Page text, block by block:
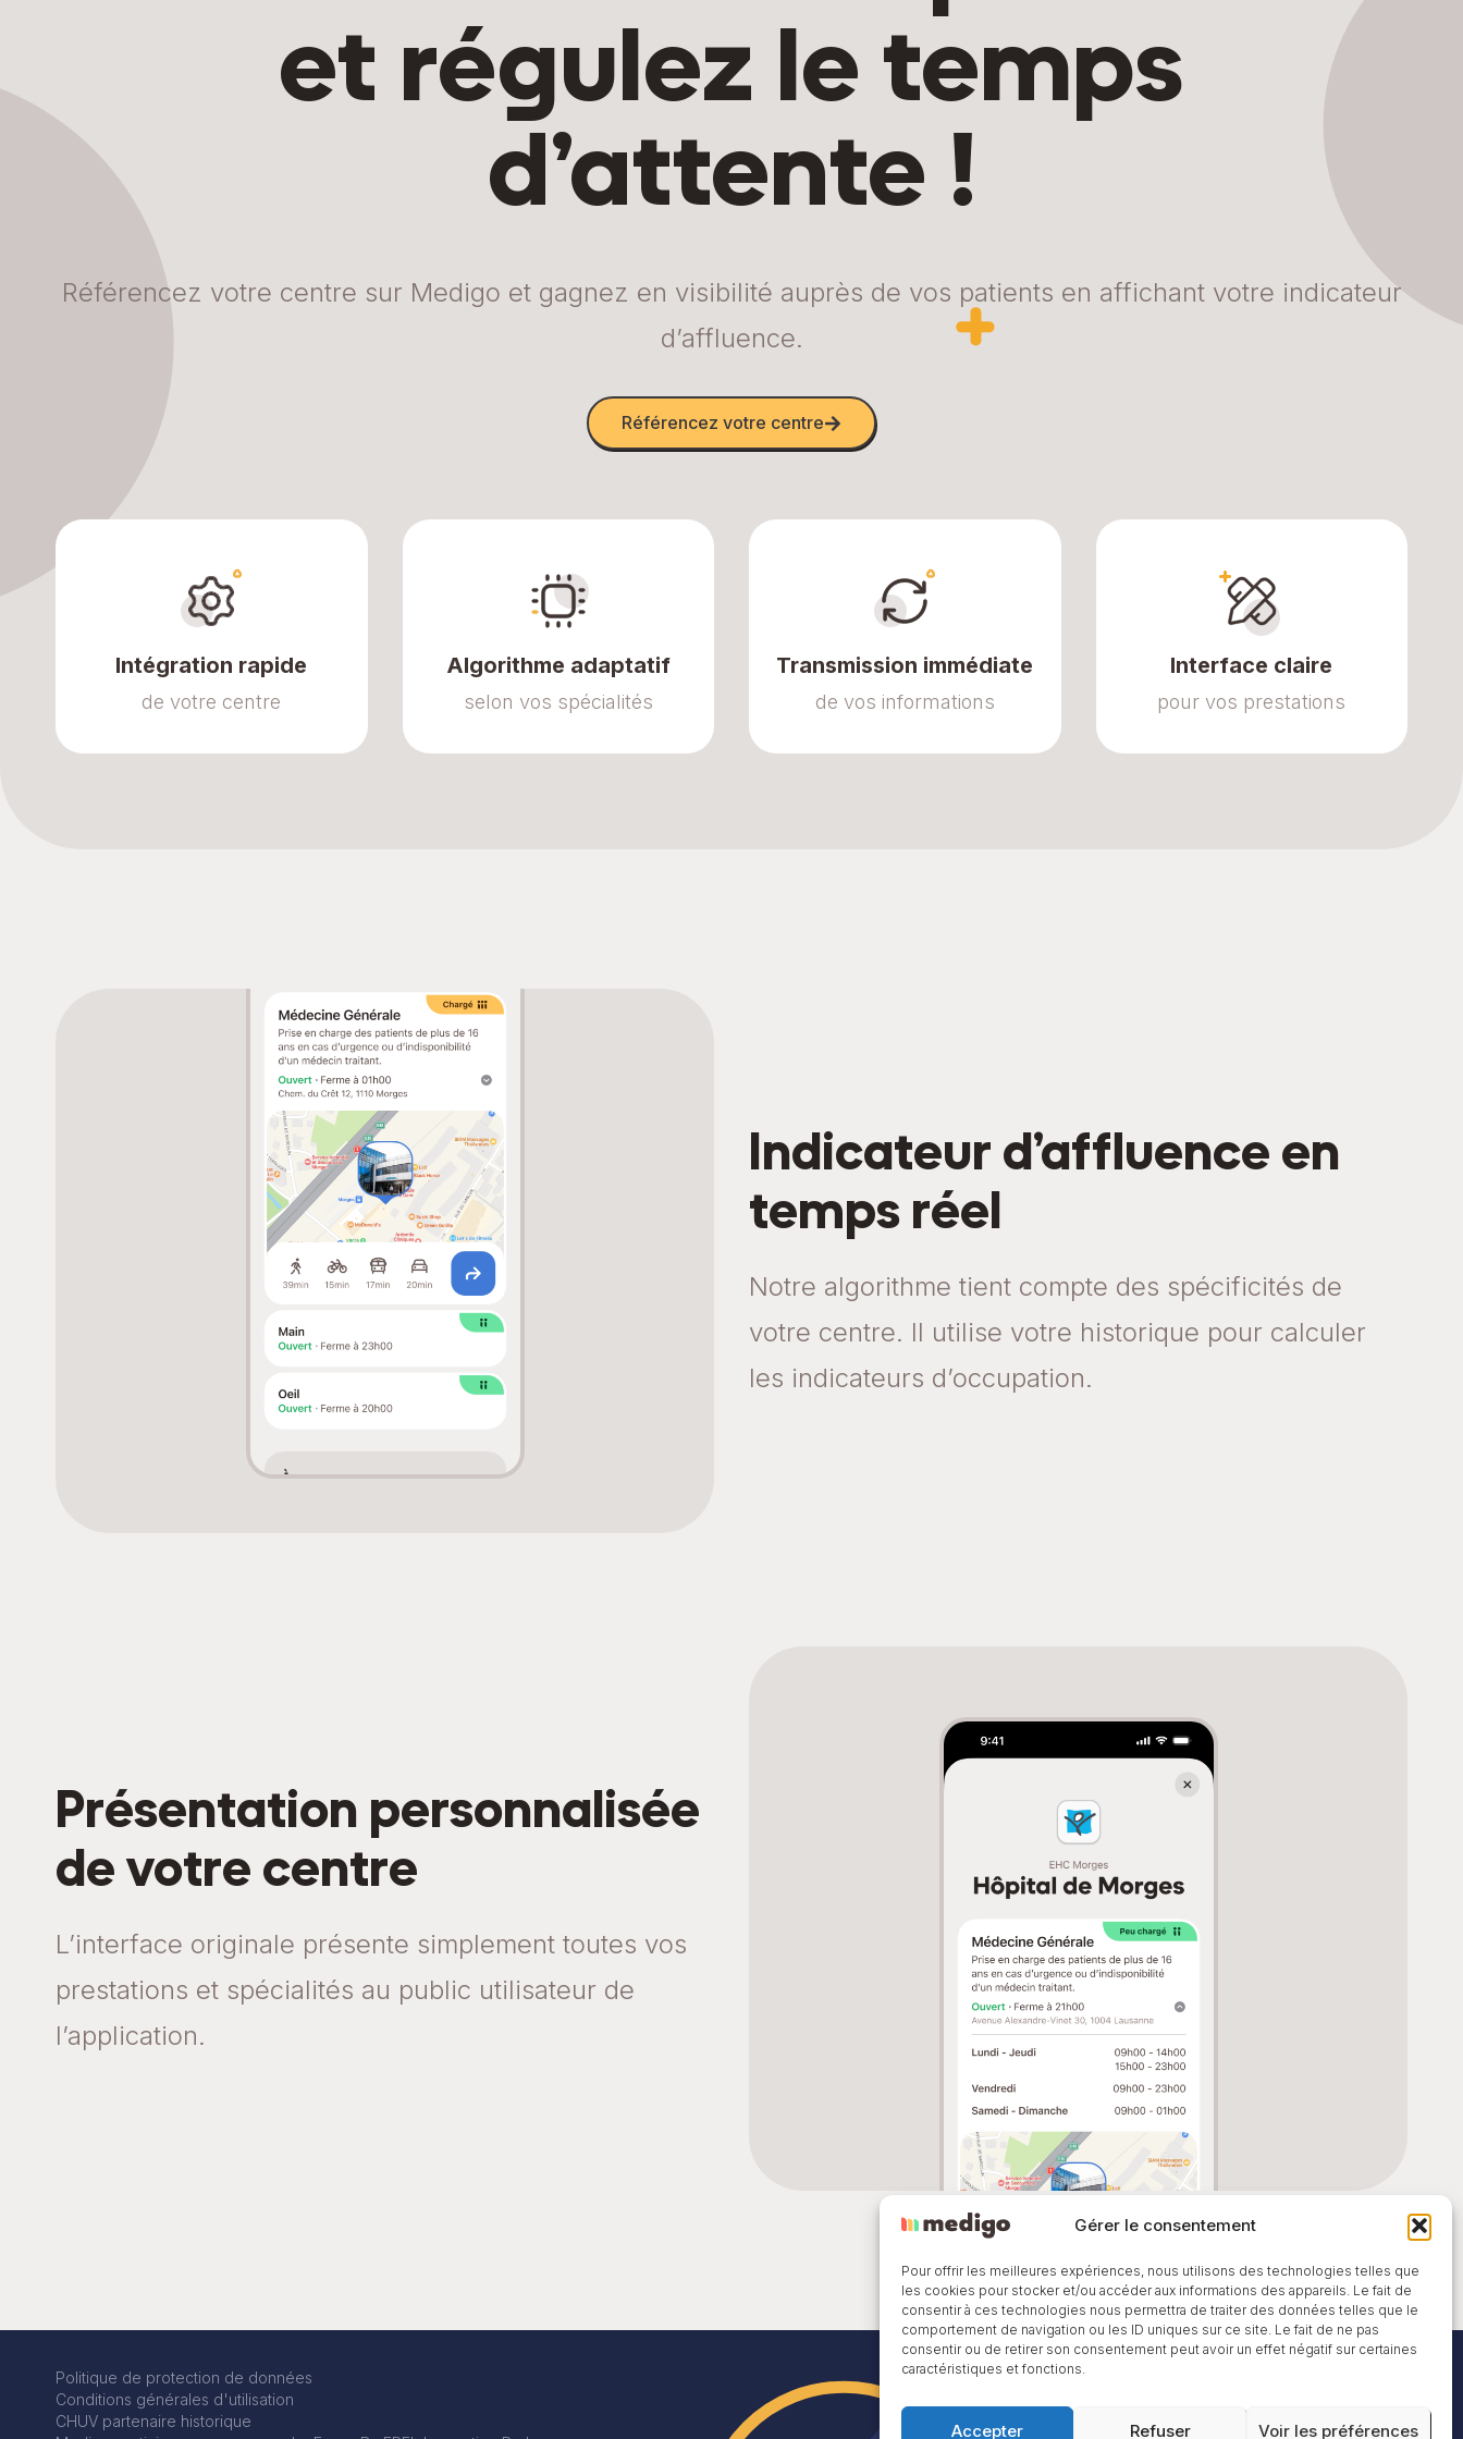
Gérer le consentement
Pour offrir les meilleures expériences, nous utilisons des technologies telles que
les cookies pour stocker et/ou accéder aux informations des appareils. Le fait de
consentir à ces technologies nous permettra de traiter des données telles que le
comportement de navigation ou les ID uniques sur ce site. Le fait de ne pas
consentir ou de retirer son consentement peut avoir un effet négatif sur certaines
caractéristiques et fonctions.
Accepter Refuser Voir les préférences
et régulez le temps
d’attente !
Référencez votre centre sur Medigo et gagnez en visibilité auprès de vos patients en affichant votre indicateur
d’affluence.
Référencez votre centre
Intégration rapide
de votre centre
Algorithme adaptatif
selon vos spécialités
Transmission immédiate
de vos informations
Interface claire
pour vos prestations
Indicateur d’affluence en
temps réel
Notre algorithme tient compte des spécificités de
votre centre. Il utilise votre historique pour calculer
les indicateurs d’occupation.
Présentation personnalisée
de votre centre
L’interface originale présente simplement toutes vos
prestations et spécialités au public utilisateur de
l’application.
Politique de protection de données
Conditions générales d'utilisation
CHUV partenaire historique